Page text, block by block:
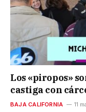
Los «piropos»
castiga con
BAJA CALIFORNIA 11